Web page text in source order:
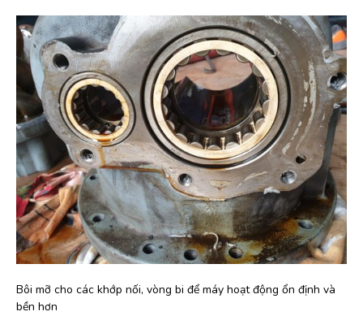
Bôi mỡ cho các khớp nối, vòng bi để máy hoạt động ổn định và
bền hơn